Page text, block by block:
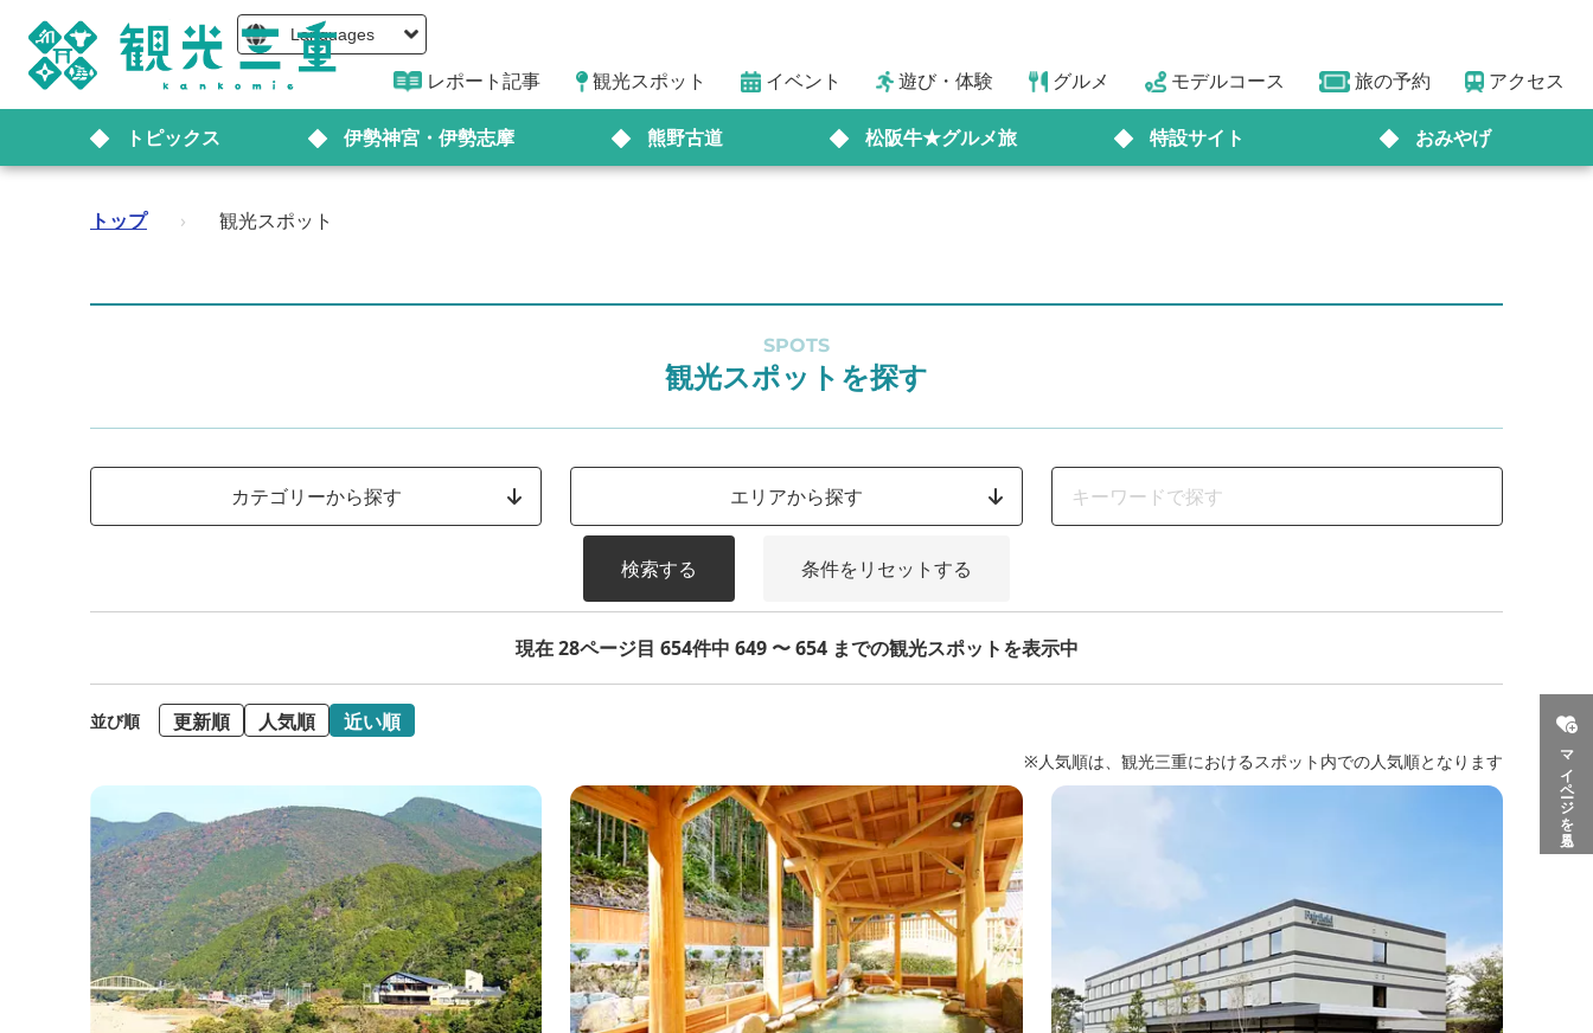
Languages
レポート記事 観光スポット イベント 遊び・体験 グルメ モデルコース 旅の予約 アクセス
トピックス 伊勢神宮・伊勢志摩 熊野古道 松阪牛★グルメ旅 特設サイト おみやげ
マイページを見る
トップ › 観光スポット
SPOTS
観光スポットを探す
カテゴリーから探す エリアから探す
検索する 条件をリセットする
現在 28ページ目 654件中 649 〜 654 までの観光スポットを表示中
並び順 更新順 人気順 近い順
※人気順は、観光三重におけるスポット内での人気順となります